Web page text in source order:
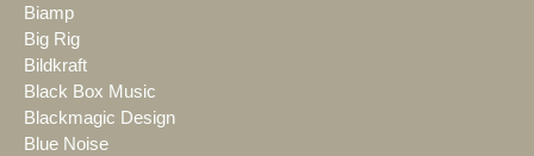
Biamp
Big Rig
Bildkraft
Black Box Music
Blackmagic Design
Blue Noise